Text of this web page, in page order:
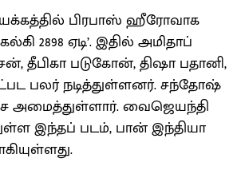
பிரபாஸ் ஹீரோவாக
2898 ஏடி’. இதில் அமிதாப்
தீபிகா படுகோன், திஷா பதானி,
பலர் நடித்துள்ளனர். சந்தோஷ்
வைஜெயந்தி
இந்தப் படம், பான் இந்தியா